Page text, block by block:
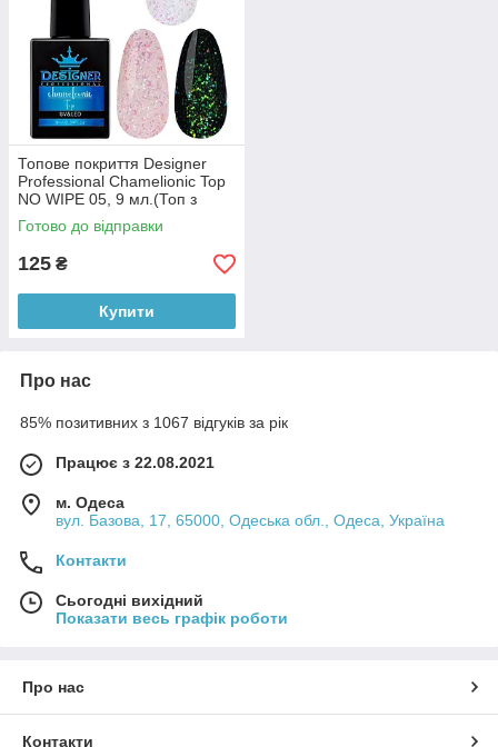
Топове покриття Designer
Professional Chamelionic Top
NO WIPE 05, 9 мл.(Топ з
поталлю Хамелеон)
Готово до відправки
125 ₴
Купити
Про нас
85% позитивних з 1067 відгуків за рік
Працює з 22.08.2021
м. Одеса
вул. Базова, 17, 65000, Одеська обл., Одеса, Україна
Контакти
Сьогодні вихідний
Показати весь графік роботи
Про нас
Контакти